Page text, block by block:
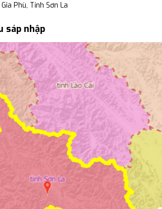
Phù, Tỉnh Sơn La
sáp nhập